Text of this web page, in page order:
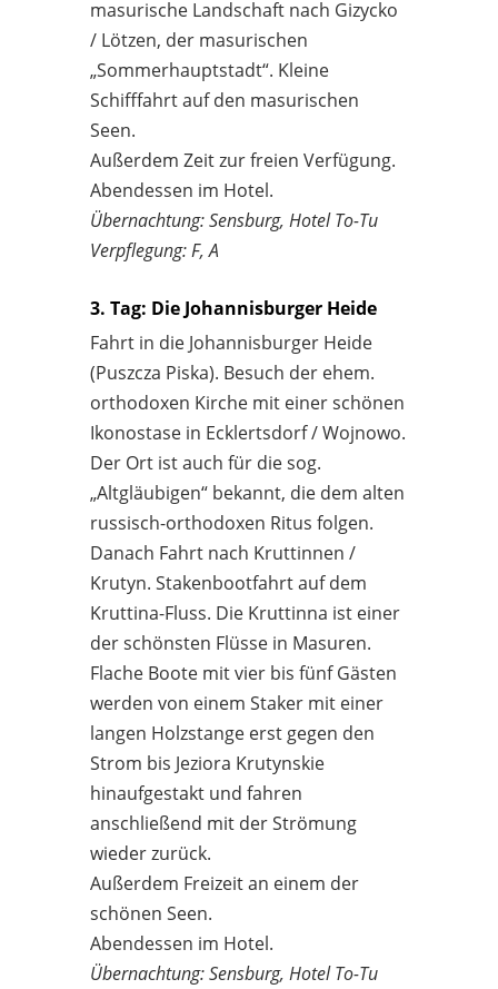
masurische Landschaft nach Gizycko
/ Lötzen, der masurischen
„Sommerhauptstadt“. Kleine
Schifffahrt auf den masurischen
Seen.
Außerdem Zeit zur freien Verfügung.
Abendessen im Hotel.
Übernachtung: Sensburg, Hotel To-Tu
Verpflegung: F, A
3. Tag: Die Johannisburger Heide
Fahrt in die Johannisburger Heide
(Puszcza Piska). Besuch der ehem.
orthodoxen Kirche mit einer schönen
Ikonostase in Ecklertsdorf / Wojnowo.
Der Ort ist auch für die sog.
„Altgläubigen“ bekannt, die dem alten
russisch-orthodoxen Ritus folgen.
Danach Fahrt nach Kruttinnen /
Krutyn. Stakenbootfahrt auf dem
Kruttina-Fluss. Die Kruttinna ist einer
der schönsten Flüsse in Masuren.
Flache Boote mit vier bis fünf Gästen
werden von einem Staker mit einer
langen Holzstange erst gegen den
Strom bis Jeziora Krutynskie
hinaufgestakt und fahren
anschließend mit der Strömung
wieder zurück.
Außerdem Freizeit an einem der
schönen Seen.
Abendessen im Hotel.
Übernachtung: Sensburg, Hotel To-Tu